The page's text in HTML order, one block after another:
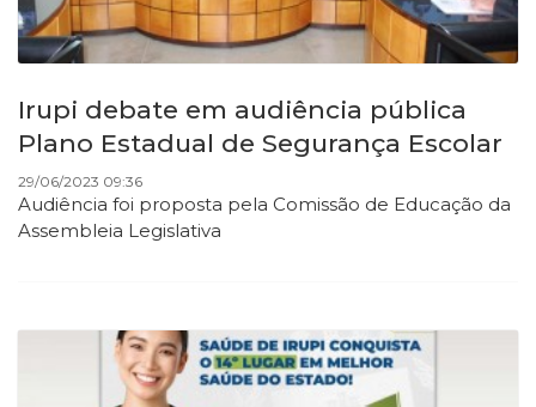
Irupi debate em audiência pública
Plano Estadual de Segurança Escolar
29/06/2023 09:36
Audiência foi proposta pela Comissão de Educação da
Assembleia Legislativa